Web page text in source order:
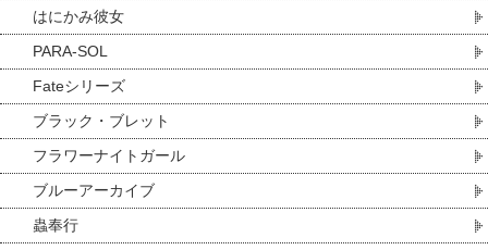
はにかみ彼女
PARA-SOL
Fateシリーズ
ブラック・ブレット
フラワーナイトガール
ブルーアーカイブ
蟲奉行